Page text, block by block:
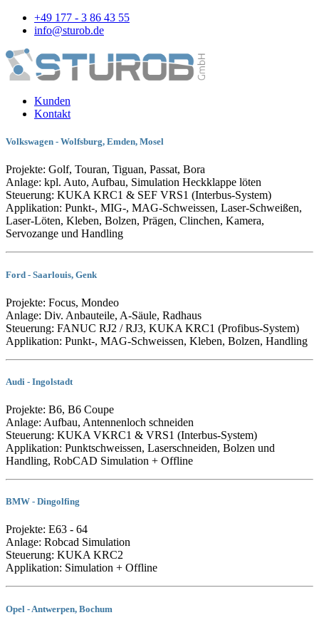
+49 177 - 3 86 43 55
info@sturob.de
Kunden
Kontakt
Volkswagen - Wolfsburg, Emden, Mosel
Projekte: Golf, Touran, Tiguan, Passat, Bora
Anlage: kpl. Auto, Aufbau, Simulation Heckklappe löten
Steuerung: KUKA KRC1 & SEF VRS1 (Interbus-System)
Applikation: Punkt-, MIG-, MAG-Schweissen, Laser-Schweißen,
Laser-Löten, Kleben, Bolzen, Prägen, Clinchen, Kamera,
Servozange und Handling
Ford - Saarlouis, Genk
Projekte: Focus, Mondeo
Anlage: Div. Anbauteile, A-Säule, Radhaus
Steuerung: FANUC RJ2 / RJ3, KUKA KRC1 (Profibus-System)
Applikation: Punkt-, MAG-Schweissen, Kleben, Bolzen, Handling
Audi - Ingolstadt
Projekte: B6, B6 Coupe
Anlage: Aufbau, Antennenloch schneiden
Steuerung: KUKA VKRC1 & VRS1 (Interbus-System)
Applikation: Punktschweissen, Laserschneiden, Bolzen und
Handling, RobCAD Simulation + Offline
BMW - Dingolfing
Projekte: E63 - 64
Anlage: Robcad Simulation
Steuerung: KUKA KRC2
Applikation: Simulation + Offline
Opel - Antwerpen, Bochum